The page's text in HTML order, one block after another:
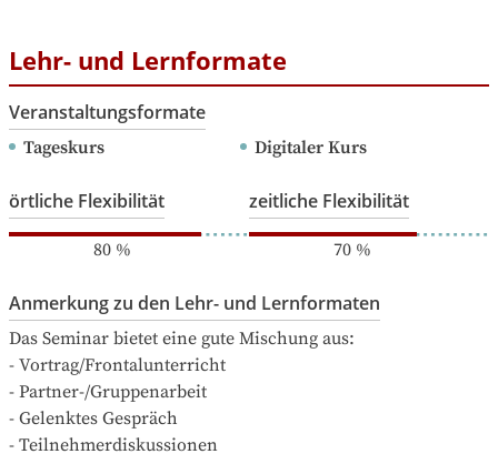
Lehr- und Lernformate
Veranstaltungsformate
Tageskurs Digitaler Kurs
örtliche Flexibilität
80%
zeitliche Flexibilität
70%
Anmerkung zu den Lehr- und Lernformaten
Das Seminar bietet eine gute Mischung aus:
- Vortrag/Frontalunterricht
- Partner-/Gruppenarbeit
- Gelenktes Gespräch
- Teilnehmerdiskussionen